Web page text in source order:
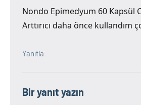
Nondo Epimedyum 60 Kapsül
Arttırıcı daha önce kullandım
Yanıtla
Bir yanıt yazın